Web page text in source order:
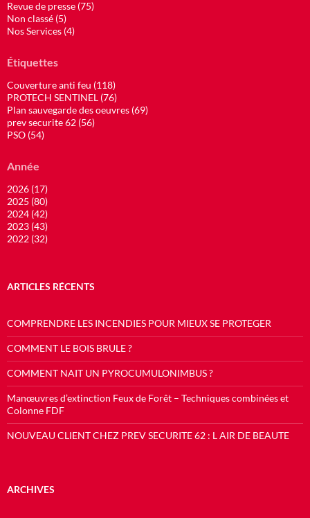
Revue de presse (75)
Non classé (5)
Nos Services (4)
Étiquettes
Couverture anti feu (118)
PROTECH SENTINEL (76)
Plan sauvegarde des oeuvres (69)
prev securite 62 (56)
PSO (54)
Année
2026 (17)
2025 (80)
2024 (42)
2023 (43)
2022 (32)
ARTICLES RÉCENTS
COMPRENDRE LES INCENDIES POUR MIEUX SE PROTEGER
COMMENT LE BOIS BRULE ?
COMMENT NAIT UN PYROCUMULONIMBUS ?
Manœuvres d’extinction Feux de Forêt – Techniques combinées et
Colonne FDF
NOUVEAU CLIENT CHEZ PREV SECURITE 62 : L AIR DE BEAUTE
ARCHIVES